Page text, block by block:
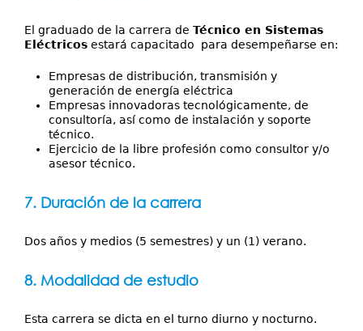
El graduado de la carrera de Técnico en Sistemas
Eléctricos estará capacitado para desempeñarse en:
Empresas de distribución, transmisión y
generación de energía eléctrica
Empresas innovadoras tecnológicamente, de
consultoría, así como de instalación y soporte
técnico.
Ejercicio de la libre profesión como consultor y/o
asesor técnico.
7. Duración de la carrera
Dos años y medios (5 semestres) y un (1) verano.
8. Modalidad de estudio
Esta carrera se dicta en el turno diurno y nocturno.